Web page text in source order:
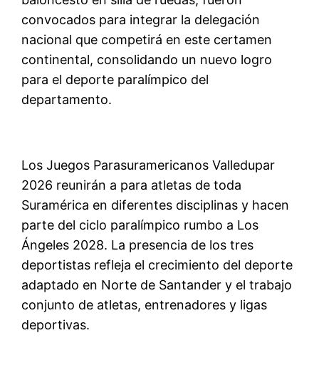
convocados para integrar la delegación
nacional que competirá en este certamen
continental, consolidando un nuevo logro
para el deporte paralímpico del
departamento.
Los Juegos Parasuramericanos Valledupar
2026 reunirán a para atletas de toda
Suramérica en diferentes disciplinas y hacen
parte del ciclo paralímpico rumbo a Los
Ángeles 2028. La presencia de los tres
deportistas refleja el crecimiento del deporte
adaptado en Norte de Santander y el trabajo
conjunto de atletas, entrenadores y ligas
deportivas.